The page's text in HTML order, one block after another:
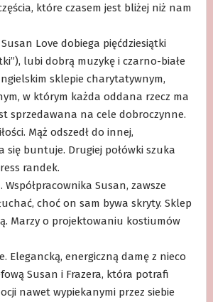
które czasem jest bliżej niż nam
Love dobiega pięćdziesiątki
lubi dobrą muzykę i czarno-białe
sklepie charytatywnym,
w którym każda oddana rzecz ma
sprzedawana na cele dobroczynne.
Mąż odszedł do innej,
buntuje. Drugiej połówki szuka
randek.
Współpracownika Susan, zawsze
choć on sam bywa skryty. Sklep
Marzy o projektowaniu kostiumów
Elegancką, energiczną damę z nieco
Susan i Frazera, która potrafi
nawet wypiekanymi przez siebie